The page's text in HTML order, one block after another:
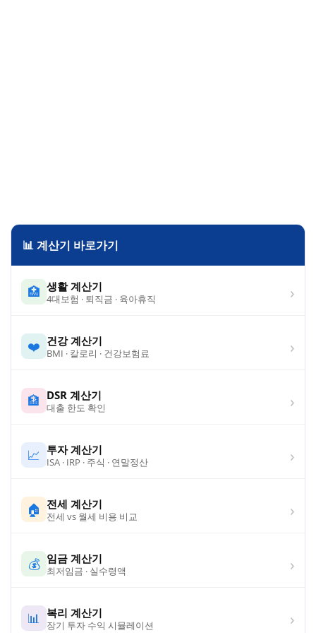
📊 계산기 바로가기
🏥 생활 계산기
4대보험 · 퇴직금 · 육아휴직 ›
❤️ 건강 계산기
BMI · 칼로리 · 건강보험료 ›
🏦 DSR 계산기
대출 한도 확인 ›
📈 투자 계산기
ISA · IRP · 주식 · 연말정산 ›
🏠 전세 계산기
전세 vs 월세 비용 비교 ›
💰 임금 계산기
최저임금 · 실수령액 ›
📊 복리 계산기
장기 투자 수익 시뮬레이션 ›